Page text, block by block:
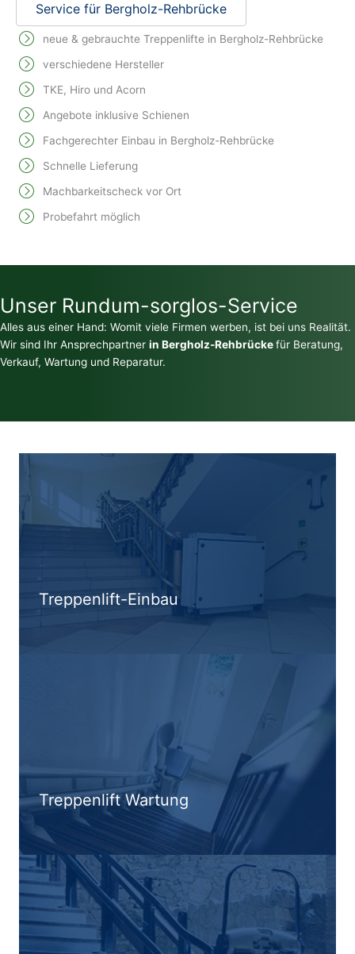
Service für Bergholz-Rehbrücke
neue & gebrauchte Treppenlifte in Bergholz-Rehbrücke
verschiedene Hersteller
TKE, Hiro und Acorn
Angebote inklusive Schienen
Fachgerechter Einbau in Bergholz-Rehbrücke
Schnelle Lieferung
Machbarkeitscheck vor Ort
Probefahrt möglich
Unser Rundum-sorglos-Service
Alles aus einer Hand: Womit viele Firmen werben, ist bei uns Realität.
Wir sind Ihr Ansprechpartner in Bergholz-Rehbrückefür Beratung,
Verkauf, Wartung und Reparatur.
Treppenlift-Einbau
Treppenlift Wartung